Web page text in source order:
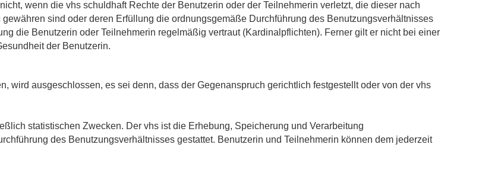
wenn die vhs schuldhaft Rechte der Benutzerin oder der Teilnehmerin verletzt, die dieser nach
sind oder deren Erfüllung die ordnungsgemäße Durchführung des Benutzungsverhältnisses
die Benutzerin oder Teilnehmerin regelmäßig vertraut (Kardinalpflichten). Ferner gilt er nicht bei einer
der Benutzerin.
wird ausgeschlossen, es sei denn, dass der Gegenanspruch gerichtlich festgestellt oder von der vhs
statistischen Zwecken. Der vhs ist die Erhebung, Speicherung und Verarbeitung
des Benutzungsverhältnisses gestattet. Benutzerin und Teilnehmerin können dem jederzeit